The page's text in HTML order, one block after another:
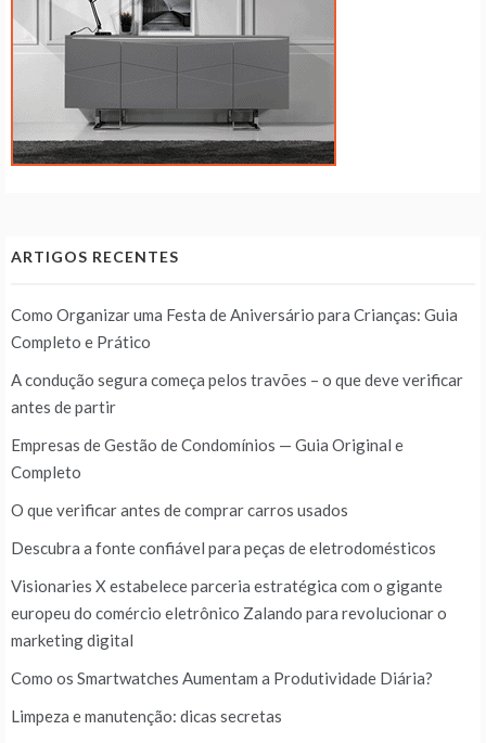
ARTIGOS RECENTES
Como Organizar uma Festa de Aniversário para Crianças: Guia
Completo e Prático
A condução segura começa pelos travões – o que deve verificar
antes de partir
Empresas de Gestão de Condomínios — Guia Original e
Completo
O que verificar antes de comprar carros usados
Descubra a fonte confiável para peças de eletrodomésticos
Visionaries X estabelece parceria estratégica com o gigante
europeu do comércio eletrônico Zalando para revolucionar o
marketing digital
Como os Smartwatches Aumentam a Produtividade Diária?
Limpeza e manutenção: dicas secretas